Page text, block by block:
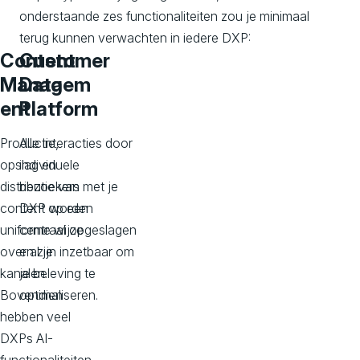
onderstaande zes functionaliteiten zou je minimaal
terug kunnen verwachten in iedere DXP:
Content
Managem
ent
Productie,
opslag en
distributie van
content op een
uniforme wijze
over al je
kanalen.
Bovendien
hebben veel
DXPs AI-
Customer
Data
Platform
Alle interacties door
individuele
bezoekers met je
DXP worden
centraal opgeslagen
en zijn inzetbaar om
je beleving te
optimaliseren.